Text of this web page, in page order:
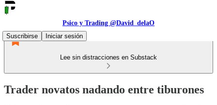
Psico y Trading @David_delaO
Suscribirse
Iniciar sesión
Lee sin distracciones en Substack
Trader novatos nadando entre tiburones